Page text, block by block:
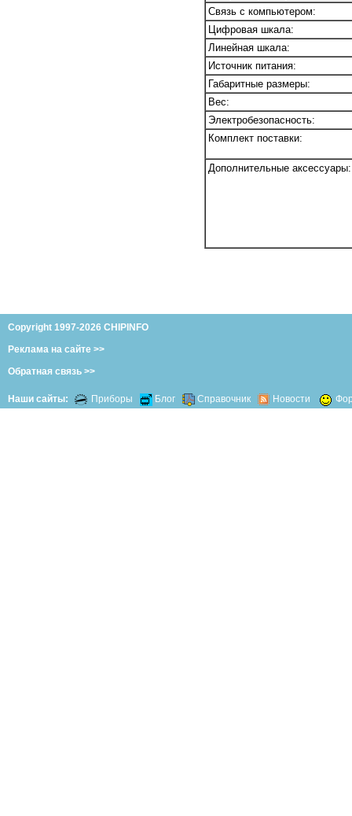
Связь с компьютером:
Цифровая шкала:
Линейная шкала:
Источник питания:
Габаритные размеры:
Вес:
Электробезопасность:
Комплект поставки:
Дополнительные аксессуары:
Copyright 1997-2026 CHIPINFO
Реклама на сайте >>
Обратная связь >>
Наши сайты: Приборы Блог Справочник Новости